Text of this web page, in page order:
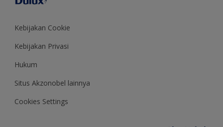
Colour of the Year
Kebijakan Cookie
Kebijakan Privasi
Hukum
Situs Akzonobel lainnya
Cookies Settings